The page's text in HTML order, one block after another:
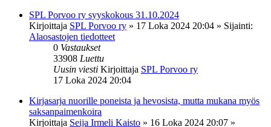
SPL Porvoo ry syyskokous 31.10.2024
Kirjoittaja SPL Porvoo ry » 17 Loka 2024 20:04 » Sijainti:
Alaosastojen tiedotteet
0 Vastaukset
33908 Luettu
Uusin viesti Kirjoittaja SPL Porvoo ry
17 Loka 2024 20:04
Kirjasarja nuorille poneista ja hevosista, mutta mukana myös
saksanpaimenkoira
Kirjoittaja Seija Irmeli Kaisto » 16 Loka 2024 20:07 »